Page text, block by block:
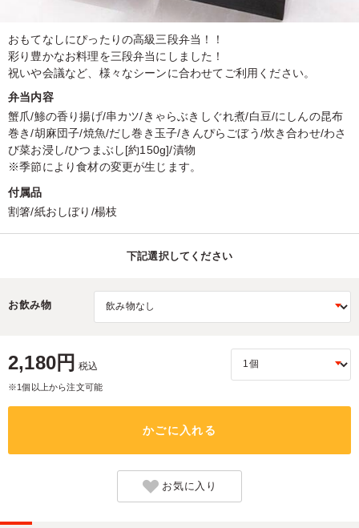
おもてなしにぴったりの高級三段弁当！！
彩り豊かなお料理を三段弁当にしました！
祝いや会議など、様々なシーンに合わせてご利用ください。
弁当内容
蟹爪/鯵の香り揚げ/串カツ/きゃらぶきしぐれ煮/白豆/にしんの昆布
巻き/胡麻団子/焼魚/だし巻き玉子/きんぴらごぼう/炊き合わせ/わさ
び菜お浸し/ひつまぶし[約150g]/漬物
※季節により食材の変更が生じます。
付属品
割箸/紙おしぼり/楊枝
下記選択してください
お飲み物
2,180円 税込
※1個以上から注文可能
かごに入れる
お気に入り